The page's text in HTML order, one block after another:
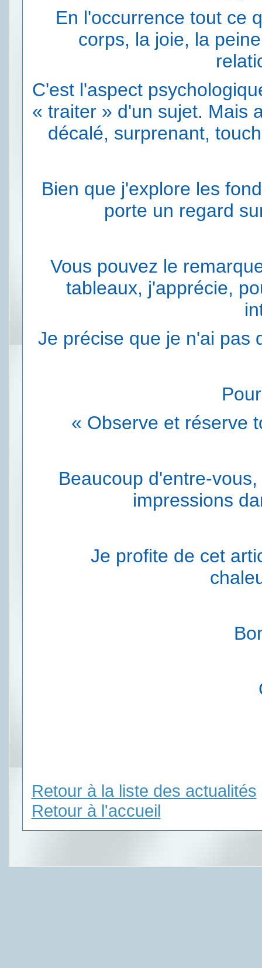
En l'occurrence tout ce
corps, la joie, la
C'est l'aspect
« traiter » d'un sujet. Mais
décalé, surprenant,
Bien que j'explore les
porte un regard
Vous pouvez le
tableaux, j'apprécie,
Je précise que je n'ai pas
« Observe et réserve
Beaucoup d'entre-
impressions
Je profite de cet
Retour à la liste des actualités
Retour à l'accueil